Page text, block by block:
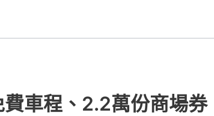
費車程、2.2萬份商場